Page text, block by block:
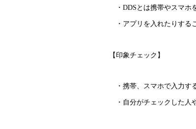
・DDSとは携帯やスマホ
・アプリを入れたりする
【印象チェック】
・携帯、スマホで入力す
・自分がチェックした人